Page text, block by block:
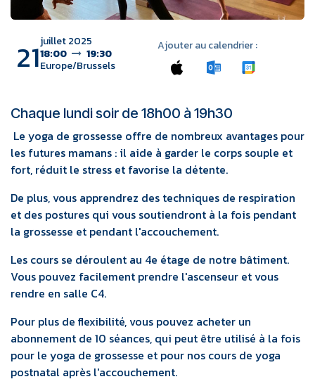
21juillet 2025
18:00
19:30
Europe/Brussels
Ajouter au calendrier :
Chaque lundi soir de 18h00 à 19h30
Le yoga de grossesse offre de nombreux avantages pour
les futures mamans : il aide à garder le corps souple et
fort, réduit le stress et favorise la détente.
De plus, vous apprendrez des techniques de respiration
et des postures qui vous soutiendront à la fois pendant
la grossesse et pendant l'accouchement.
Les cours se déroulent au 4e étage de notre bâtiment.
Vous pouvez facilement prendre l'ascenseur et vous
rendre en salle C4.
Pour plus de flexibilité, vous pouvez acheter un
abonnement de 10 séances, qui peut être utilisé à la fois
pour le yoga de grossesse et pour nos cours de yoga
postnatal après l'accouchement.